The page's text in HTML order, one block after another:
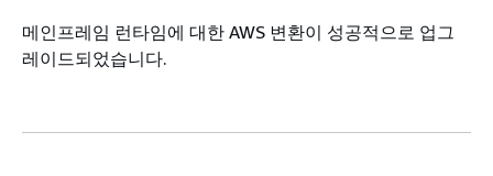
메인프레임 런타임에 대한 AWS 변환이 성공적으로 업그
레이드되었습니다.